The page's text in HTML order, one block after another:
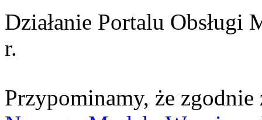
Działanie Portalu
r.
Przypominamy, że